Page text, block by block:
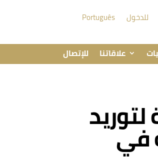
للدخول Português
علاقاتنا للإتصال
ضخمة لتوريد
في